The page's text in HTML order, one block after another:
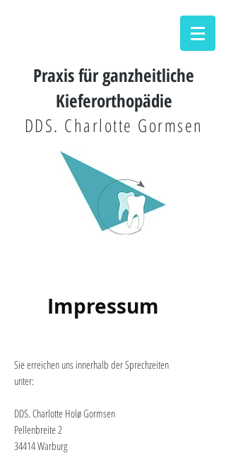
Praxis für ganzheitliche
Kieferorthopädie
DDS. Charlotte Gormsen
Impressum
Sie erreichen uns innerhalb der Sprechzeiten
unter:
DDS. Charlotte Holø Gormsen
Pellenbreite 2
34414 Warburg